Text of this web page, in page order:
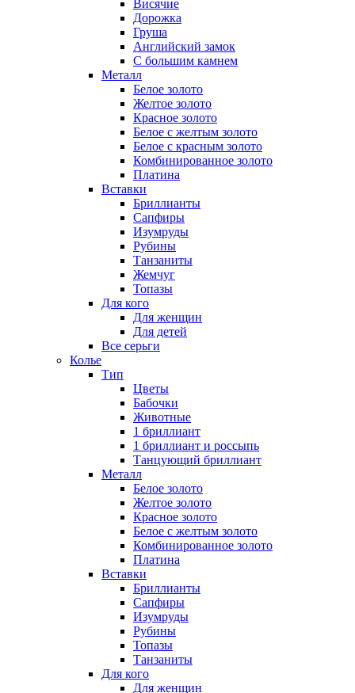
Висячие
Дорожка
Груша
Английский замок
С большим камнем
Металл
Белое золото
Желтое золото
Красное золото
Белое с желтым золото
Белое с красным золото
Комбинированное золото
Платина
Вставки
Бриллианты
Сапфиры
Изумруды
Рубины
Танзаниты
Жемчуг
Топазы
Для кого
Для женщин
Для детей
Все серьги
Колье
Тип
Цветы
Бабочки
Животные
1 бриллиант
1 бриллиант и россыпь
Танцующий бриллиант
Металл
Белое золото
Желтое золото
Красное золото
Белое с желтым золото
Комбинированное золото
Платина
Вставки
Бриллианты
Сапфиры
Изумруды
Рубины
Топазы
Танзаниты
Для кого
Для женщин